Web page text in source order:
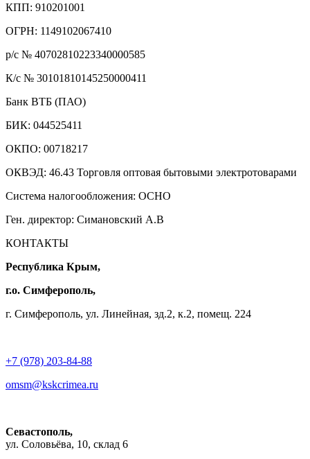
КПП: 910201001
ОГРН: 1149102067410
р/с № 40702810223340000585
К/с № 30101810145250000411
Банк ВТБ (ПАО)
БИК: 044525411
ОКПО: 00718217
ОКВЭД: 46.43 Торговля оптовая бытовыми электротоварами
Система налогообложения: ОСНО
Ген. директор: Симановский А.В
КОНТАКТЫ
Республика Крым,
г.о. Симферополь,
г. Симферополь, ул. Линейная, зд.2, к.2, помещ. 224
+7 (978) 203-84-88
omsm@kskcrimea.ru
Севастополь,
ул. Соловьёва, 10, склад 6